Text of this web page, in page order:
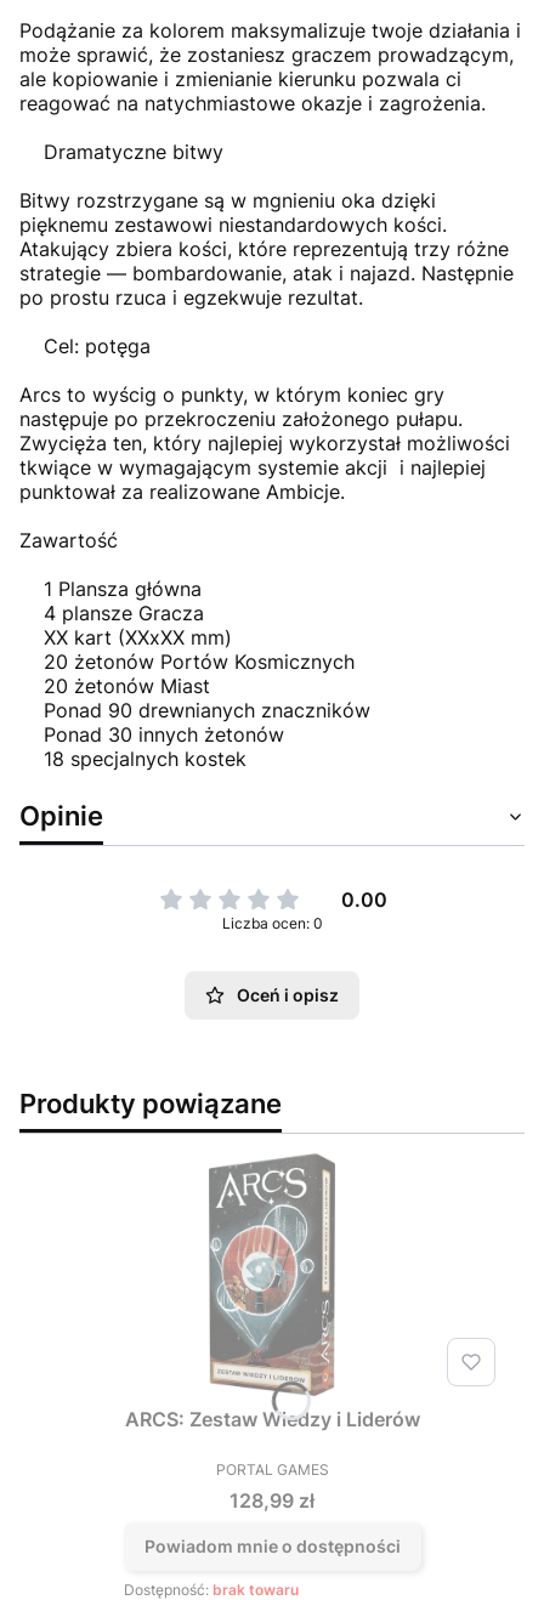
Podążanie za kolorem maksymalizuje twoje działania i
może sprawić, że zostaniesz graczem prowadzącym,
ale kopiowanie i zmienianie kierunku pozwala ci
reagować na natychmiastowe okazje i zagrożenia.
Dramatyczne bitwy
Bitwy rozstrzygane są w mgnieniu oka dzięki
pięknemu zestawowi niestandardowych kości.
Atakujący zbiera kości, które reprezentują trzy różne
strategie — bombardowanie, atak i najazd. Następnie
po prostu rzuca i egzekwuje rezultat.
Cel: potęga
Arcs to wyścig o punkty, w którym koniec gry
następuje po przekroczeniu założonego pułapu.
Zwycięża ten, który najlepiej wykorzystał możliwości
tkwiące w wymagającym systemie akcji i najlepiej
punktował za realizowane Ambicje.
Zawartość
1 Plansza główna
4 plansze Gracza
XX kart (XXxXX mm)
20 żetonów Portów Kosmicznych
20 żetonów Miast
Ponad 90 drewnianych znaczników
Ponad 30 innych żetonów
18 specjalnych kostek
Opinie
0.00
Liczba ocen: 0
Oceń i opisz
Produkty powiązane
ARCS: Zestaw Wiedzy i Liderów
PRODUCENT
PORTAL GAMES
Cena
128,99 zł
Powiadom mnie o dostępności
Dostępność: brak towaru